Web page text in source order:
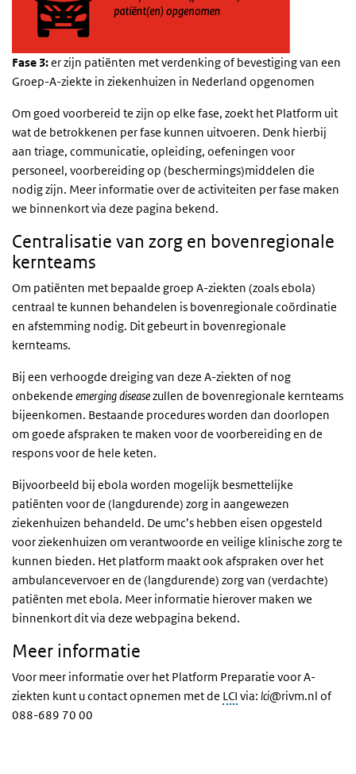
Fase 3:er zijn patiënten met verdenking of bevestiging van een
Groep-A-ziekte in ziekenhuizen in Nederland opgenomen
Om goed voorbereid te zijn op elke fase, zoekt het Platform uit
wat de betrokkenen per fase kunnen uitvoeren. Denk hierbij
aan triage, communicatie, opleiding, oefeningen voor
personeel, voorbereiding op (beschermings)middelen die
nodig zijn. Meer informatie over de activiteiten per fase maken
we binnenkort via deze pagina bekend.
Centralisatie van zorg en bovenregionale
kernteams
Om patiënten met bepaalde groep A-ziekten (zoals ebola)
centraal te kunnen behandelen is bovenregionale coördinatie
en afstemming nodig. Dit gebeurt in bovenregionale
kernteams.
Bij een verhoogde dreiging van deze A-ziekten of nog
onbekende emerging diseasezullen de bovenregionale kernteams
bijeenkomen. Bestaande procedures worden dan doorlopen
om goede afspraken te maken voor de voorbereiding en de
respons voor de hele keten.
Bijvoorbeeld bij ebola worden mogelijk besmettelijke
patiënten voor de (langdurende) zorg in aangewezen
ziekenhuizen behandeld. De umc’s hebben eisen opgesteld
voor ziekenhuizen om verantwoorde en veilige klinische zorg te
kunnen bieden. Het platform maakt ook afspraken over het
ambulancevervoer en de (langdurende) zorg van (verdachte)
patiënten met ebola. Meer informatie hierover maken we
binnenkort dit via deze webpagina bekend.
Meer informatie
Voor meer informatie over het Platform Preparatie voor A-
ziekten kunt u contact opnemen met de LCI via: lci@rivm.nl of
088-689 70 00